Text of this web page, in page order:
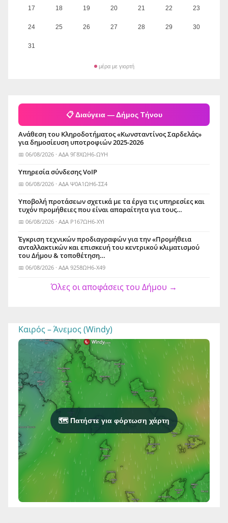
17 18 19 20 21 22 23
24 25 26 27 28 29 30
31
μέρα με γιορτή
📋 Διαύγεια — Δήμος Τήνου
Ανάθεση του Κληροδοτήματος «Κωνσταντίνος Σαρδελάς»
για δημοσίευση υποτροφιών 2025-2026
📅 06/08/2026 · ΑΔΑ 9Γ8ΧΩΗ6-ΩΥΗ
Yπηρεσία σύνδεσης VoIP
📅 06/08/2026 · ΑΔΑ Ψ0Α1ΩΗ6-ΣΣ4
Υποβολή προτάσεων σχετικά με τα έργα τις υπηρεσίες και
τυχόν προμήθειες που είναι απαραίτητα για τους…
📅 06/08/2026 · ΑΔΑ Ρ167ΩΗ6-ΧΥΙ
Έγκριση τεχνικών προδιαγραφών για την «Προμήθεια
ανταλλακτικών και επισκευή του κεντρικού κλιματισμού
του Δήμου & τοποθέτηση…
📅 06/08/2026 · ΑΔΑ 9258ΩΗ6-Χ49
Όλες οι αποφάσεις του Δήμου →
Καιρός – Άνεμος (Windy)
🗺️ Πατήστε για φόρτωση χάρτη